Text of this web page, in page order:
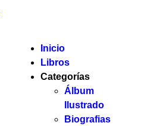
Inicio
Libros
Categorías
Álbum
Ilustrado
Biografias